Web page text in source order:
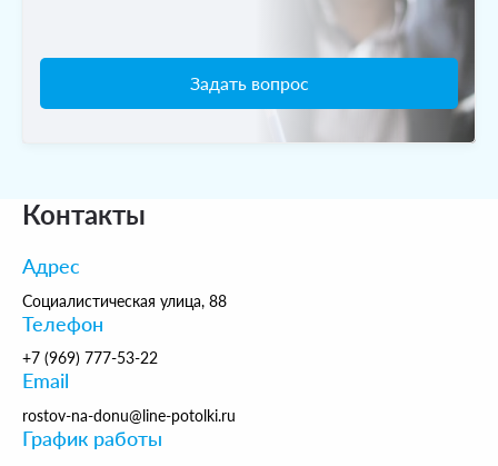
Задать вопрос
Контакты
Адрес
Социалистическая улица, 88
Телефон
+7 (969) 777-53-22
Email
rostov-na-donu@line-potolki.ru
График работы